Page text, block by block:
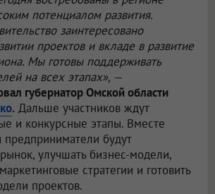
потенциалом развития.
заинтересовано
проектов и вкладе в развитие
Мы готовы поддерживать
на всех этапах», —
губернатор Омской области
. Дальше участников ждут
и конкурсные этапы. Вместе
предприниматели будут
улучшать бизнес-модели,
стратегии и готовить
проектов.